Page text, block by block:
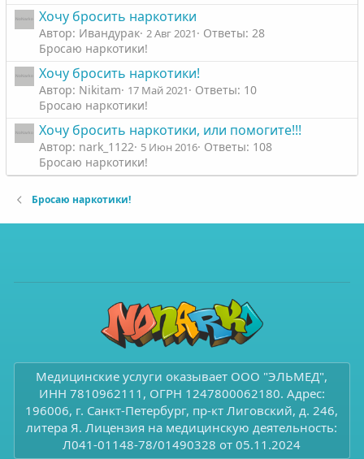
Хочу бросить наркотики
Автор: Ивандурак 2 Авг 2021
Ответы: 28
Бросаю наркотики!
Хочу бросить наркотики!
Автор: Nikitam 17 Май 2021
Ответы: 10
Бросаю наркотики!
Хочу бросить наркотики, или помогите!!!
Автор: nark_1122 5 Июн 2016 Ответы: 108
Бросаю наркотики!
Бросаю наркотики!
Медицинские услуги оказывает ООО "ЭЛЬМЕД",
ИНН 7810962111, ОГРН 1247800062180. Адрес:
196006, г. Санкт-Петербург, пр-кт Лиговский, д. 246,
литера Я. Лицензия на медицинскую деятельность:
Л041-01148-78/01490328 от 05.11.2024